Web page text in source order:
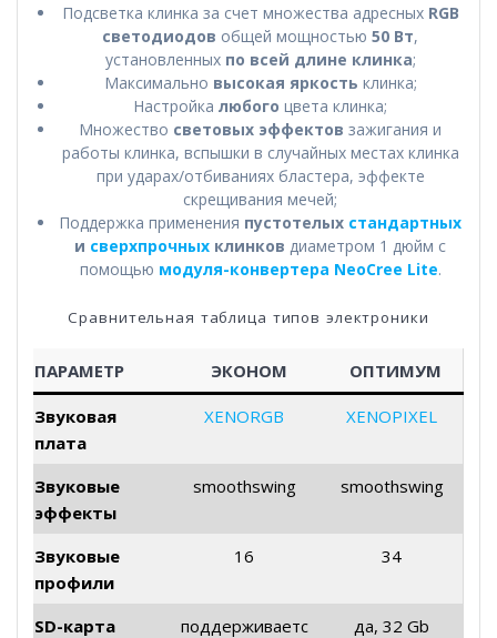
Подсветка клинка за счет множества адресных RGB
светодиодов общей мощностью 50 Вт,
установленных по всей длине клинка;
Максимально высокая яркость клинка;
Настройка любого цвета клинка;
Множество световых эффектов зажигания и
работы клинка, вспышки в случайных местах клинка
при ударах/отбиваниях бластера, эффекте
скрещивания мечей;
Поддержка применения пустотелых стандартных
и сверхпрочных клинков диаметром 1 дюйм с
помощью модуля-конвертера NeoCree Lite.
Сравнительная таблица типов электроники
ПАРАМЕТР ЭКОНОМ ОПТИМУМ
Звуковая
плата
XENORGB XENOPIXEL
Звуковые
эффекты
smoothswing smoothswing
Звуковые
профили
16 34
SD-карта
поддерживаетс
да, 32 Gb